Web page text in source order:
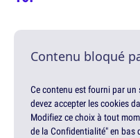
Contenu bloqué
Ce contenu est fourni par
devez accepter les cookies
Modifiez ce choix à tout
de la Confidentialité" en bas